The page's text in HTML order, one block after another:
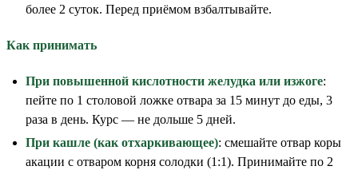
более 2 суток. Перед приёмом взбалтывайте.
Как принимать
При повышенной кислотности желудка или изжоге:
пейте по 1 столовой ложке отвара за 15 минут до еды, 3
раза в день. Курс — не дольше 5 дней.
При кашле (как отхаркивающее): смешайте отвар коры
акации с отваром корня солодки (1:1). Принимайте по 2